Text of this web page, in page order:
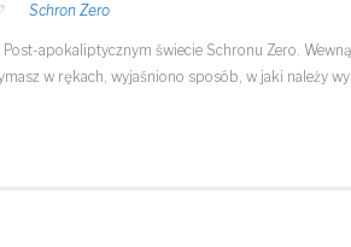
Schron Zero
apokaliptycznym świecie Schronu Zero.
w rękach, wyjaśniono sposób, w jaki należy